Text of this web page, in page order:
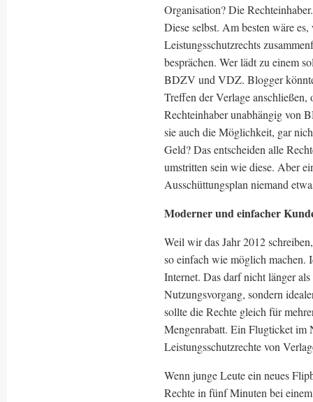
Organisation? Die
Diese selbst. Am besten wäre
Leistungsschutzrechts
besprächen. Wer lädt zu einem
BDZV und VDZ. Blogger
Treffen der Verlage anschließen,
Rechteinhaber unabhängig von
sie auch die Möglichkeit, gar
Geld? Das entscheiden alle
umstritten sein wie diese. Aber
Ausschüttungsplan niemand
Moderner und einfacher
Weil wir das Jahr 2012
so einfach wie möglich machen.
Internet. Das darf nicht länger
Nutzungsvorgang, sondern
sollte die Rechte gleich für
Mengenrabatt. Ein Flugticket im
Leistungsschutzrechte von
Wenn junge Leute ein neues
Rechte in fünf Minuten bei